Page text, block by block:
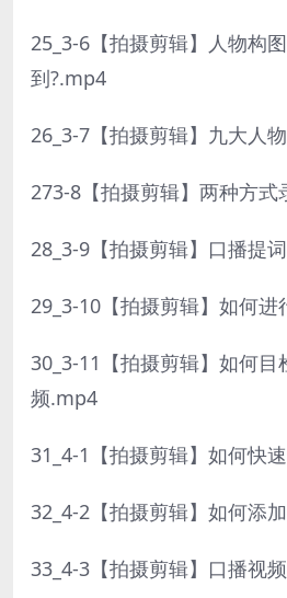
25_3-6【拍摄剪辑】人物构
到?.mp4
26_3-7【拍摄剪辑】九大人
273-8【拍摄剪辑】两种方
28_3-9【拍摄剪辑】口播提
29_3-10【拍摄剪辑】如何
30_3-11【拍摄剪辑】如何目
频.mp4
31_4-1【拍摄剪辑】如何快
32_4-2【拍摄剪辑】如何添
33_4-3【拍摄剪辑】口播视